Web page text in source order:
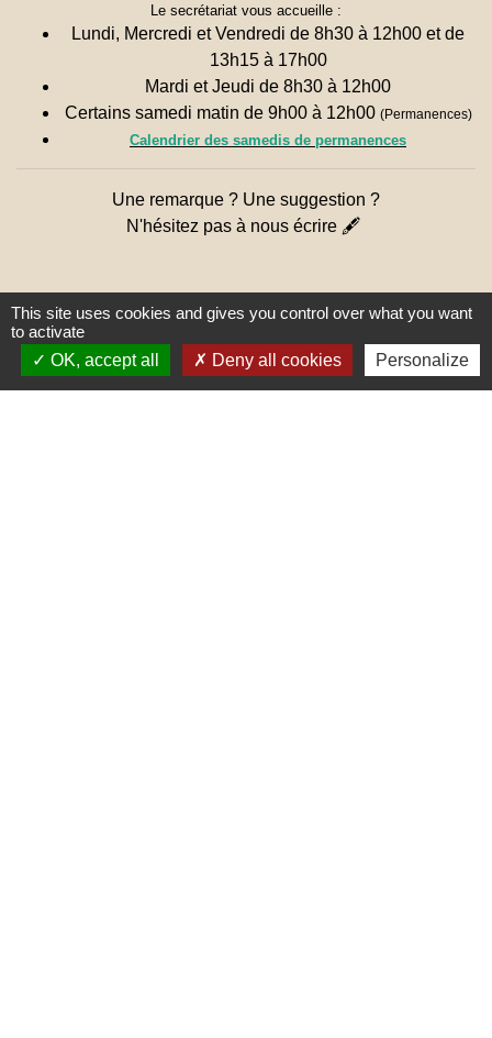
Le secrétariat vous accueille :
Lundi, Mercredi et Vendredi de 8h30 à 12h00 et de
13h15 à 17h00
Mardi et Jeudi de 8h30 à 12h00
Certains samedi matin de 9h00 à 12h00 (Permanences)
Calendrier des samedis de permanences
Une remarque ? Une suggestion ?
N'hésitez pas à nous écrire 🖋
This site uses cookies and gives you control over what you want
to activate
OK, accept all
Deny all cookies Personalize